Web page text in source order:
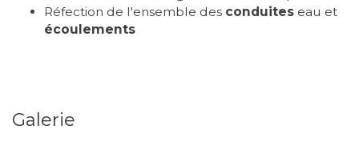
Réfection de l'ensemble des conduites eau et
écoulements
Galerie